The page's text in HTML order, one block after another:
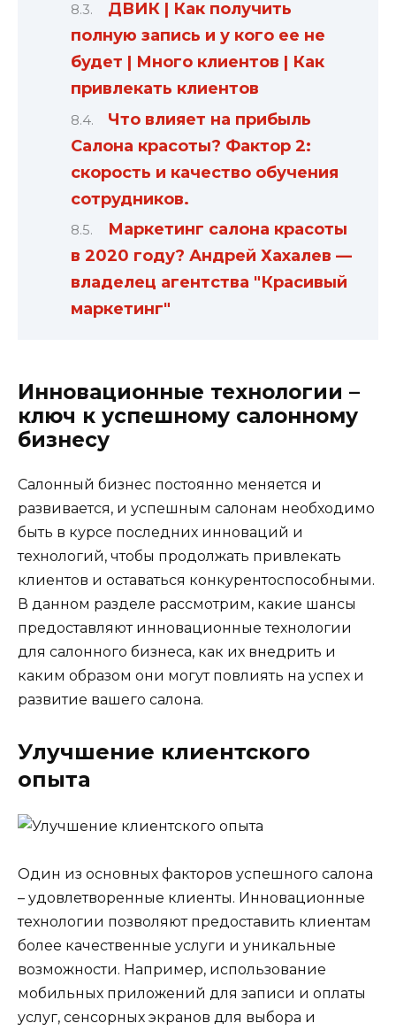
ДВИК | Как получить
полную запись и у кого ее не
будет | Много клиентов | Как
привлекать клиентов
Что влияет на прибыль
Салона красоты? Фактор 2:
скорость и качество обучения
сотрудников.
Маркетинг салона красоты
в 2020 году? Андрей Хахалев —
владелец агентства "Красивый
маркетинг"
Инновационные технологии –
ключ к успешному салонному
бизнесу
Салонный бизнес постоянно меняется и
развивается, и успешным салонам необходимо
быть в курсе последних инноваций и
технологий, чтобы продолжать привлекать
клиентов и оставаться конкурентоспособными.
В данном разделе рассмотрим, какие шансы
предоставляют инновационные технологии
для салонного бизнеса, как их внедрить и
каким образом они могут повлиять на успех и
развитие вашего салона.
Улучшение клиентского
опыта
Один из основных факторов успешного салона
– удовлетворенные клиенты. Инновационные
технологии позволяют предоставить клиентам
более качественные услуги и уникальные
возможности. Например, использование
мобильных приложений для записи и оплаты
услуг, сенсорных экранов для выбора и